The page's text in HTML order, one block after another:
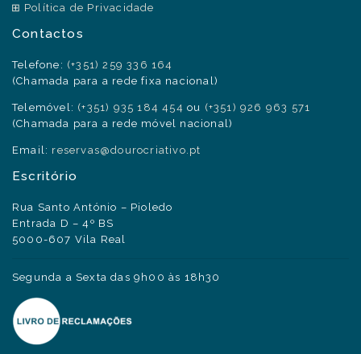
Política de Privacidade
Contactos
Telefone: (+351) 259 336 164
(Chamada para a rede fixa nacional)
Telemóvel: (+351) 935 184 454 ou (+351) 926 963 571
(Chamada para a rede móvel nacional)
Email: reservas@dourocriativo.pt
Escritório
Rua Santo António – Pioledo
Entrada D – 4º BS
5000-607 Vila Real
Segunda a Sexta das 9h00 às 18h30